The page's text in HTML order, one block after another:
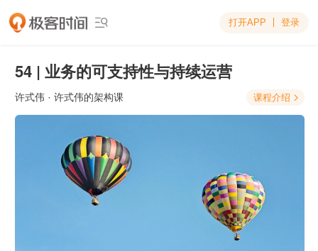
 打开APP 登录
54 | 业务的可支持性与持续运营
许式伟 · 许式伟的架构课 课程介绍 